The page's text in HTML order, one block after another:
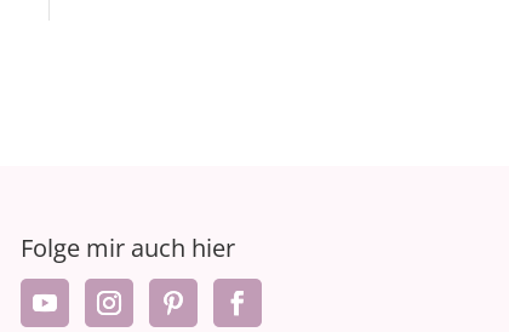
Folge mir auch hier